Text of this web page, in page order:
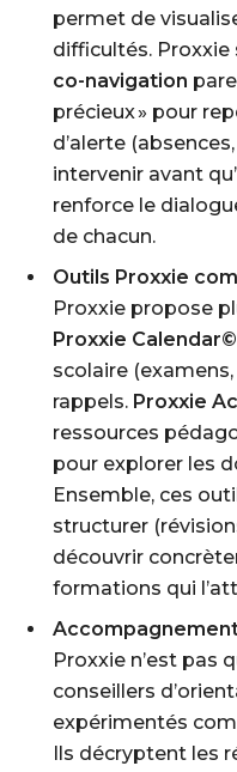
permet de
difficultés. Proxxie
co-navigation
précieux » pour
d’alerte
intervenir avant
renforce le
de chacun.
Outils Proxxie
Proxxie propose
Proxxie Calendar©
scolaire
rappels. Proxxie
ressources
pour explorer les
Ensemble, ces
structurer
découvrir
formations qui
Proxxie n’est pas
conseillers
expérimentés
Ils décryptent les